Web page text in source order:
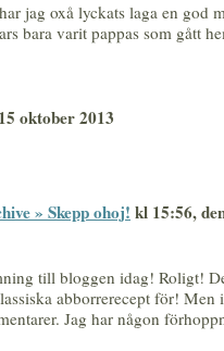
jag oxå lyckats laga en god
bara varit pappas som gått
oktober 2013
» Skepp ohoj! kl 15:56,
till bloggen idag! Roligt!
abborrerecept för! Men
Jag har någon